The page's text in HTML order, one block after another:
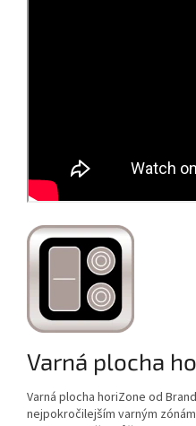
Varná plocha
Varná plocha horiZone od
nejpokročilejším varným